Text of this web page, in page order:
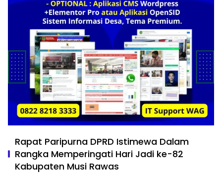
Rapat Paripurna DPRD Istimewa Dalam
Rangka Memperingati Hari Jadi ke-82
Kabupaten Musi Rawas